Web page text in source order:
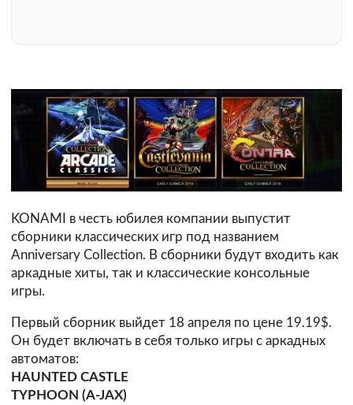
KONAMI в честь юбилея компании выпустит
сборники классических игр под названием
Anniversary Collection. В сборники будут входить как
аркадные хиты, так и классические консольные
игры.
Первый сборник выйдет 18 апреля по цене 19.19$.
Он будет включать в себя только игры с аркадных
автоматов:
HAUNTED CASTLE
TYPHOON (A-JAX)